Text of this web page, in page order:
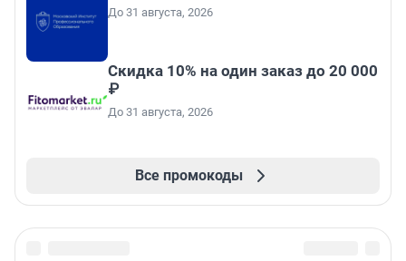
До 31 августа, 2026
Скидка 10% на один заказ до 20 000
₽
До 31 августа, 2026
Все промокоды